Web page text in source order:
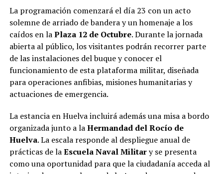
La programación comenzará el día 23 con un acto
solemne de arriado de bandera y un homenaje a los
caídos en laPlaza 12 de Octubre. Durante la jornada
abierta al público, los visitantes podrán recorrer parte
de las instalaciones del buque y conocer el
funcionamiento de esta plataforma militar, diseñada
para operaciones anfibias, misiones humanitarias y
actuaciones de emergencia.
La estancia en Huelva incluirá además una misa a bordo
organizada junto a laHermandad del Rocío de
Huelva. La escala responde al despliegue anual de
prácticas de laEscuela Naval Military se presenta
como una oportunidad para que la ciudadanía acceda al